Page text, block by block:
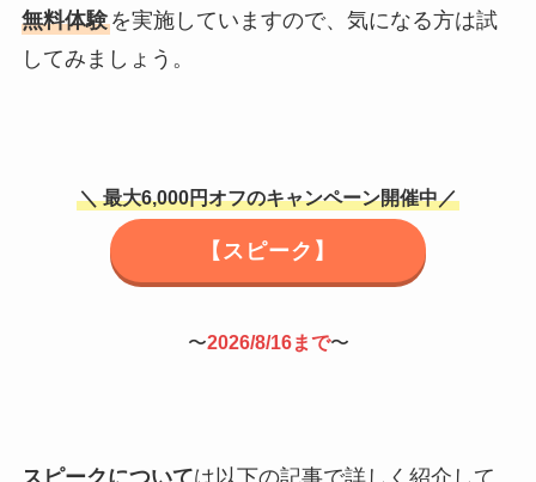
無料体験を実施していますので、気になる方は試
してみましょう。
＼最大6,000円オフのキャンペーン開催中／
【スピーク】
〜2026/8/16まで〜